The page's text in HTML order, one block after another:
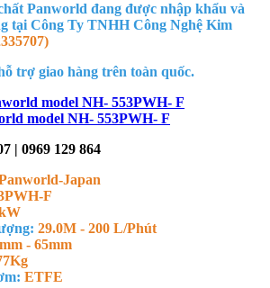
Panworld đang được nhập khẩu và
tại Công Ty TNHH Công Nghệ Kim
trợ giao hàng trên toàn quốc.
model NH- 553PWH- F
| 0969 129 864
Japan
F
29.0M - 200 L/Phút
- 65mm
ETFE